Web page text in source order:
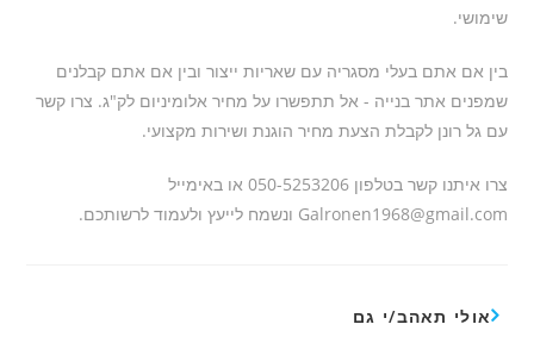
שימושי.
בין אם אתם בעלי מסגריה עם שאריות ייצור ובין אם אתם קבלנים
שמפנים אתר בנייה - אל תתפשרו על מחיר אלומיניום לק"ג. צרו קשר
עם גל רונן לקבלת הצעת מחיר הוגנת ושירות מקצועי.
צרו איתנו קשר בטלפון 050-5253206 או באימייל
Galronen1968@gmail.com ונשמח לייעץ ולעמוד לרשותכם.
אולי תאהב/י גם